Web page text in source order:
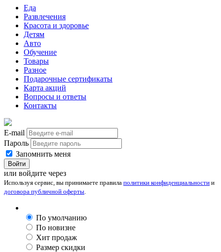
Еда
Развлечения
Красота и здоровье
Детям
Авто
Обучение
Товары
Разное
Подарочные сертификаты
Карта акций
Вопросы и ответы
Контакты
E-mail
Пароль
Запомнить меня
Войти
или войдите через
Используя сервис, вы принимаете правила политики конфиденциальности и
договора публичной оферты
По умолчанию
По новизне
Хит продаж
Размер скидки